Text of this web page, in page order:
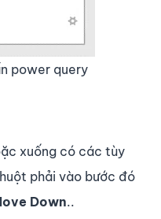
power query
xuống có các tùy
phải vào bước đó
Down..